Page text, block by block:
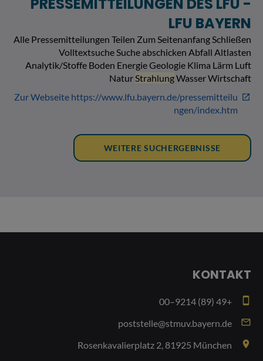
KONTAKT
smartphone
+49 (89) 9214–00
email
poststelle@stmuv.bayern.de
place
Rosenkavalierplatz 2, 81925 München